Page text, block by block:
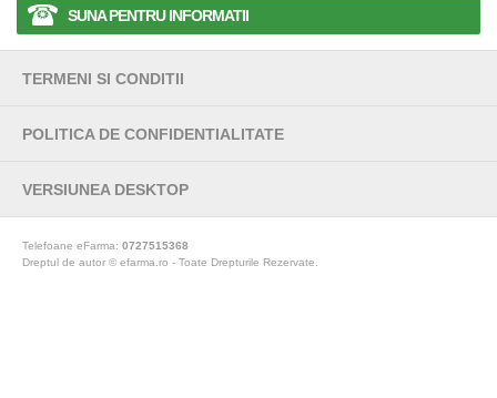
SUNA PENTRU INFORMATII
TERMENI SI CONDITII
POLITICA DE CONFIDENTIALITATE
VERSIUNEA DESKTOP
Telefoane eFarma: 0727515368
Dreptul de autor © efarma.ro - Toate Drepturile Rezervate.